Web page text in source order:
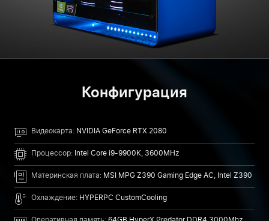
Конфигурация
Видеокарта: NVIDIA GeForce RTX 2080
Процессор: Intel Core i9-9900K, 3600MHz
Материнская плата: MSI MPG Z390 Gaming Edge AC, Intel Z390
Охлаждение: HYPERPC CustomCooling